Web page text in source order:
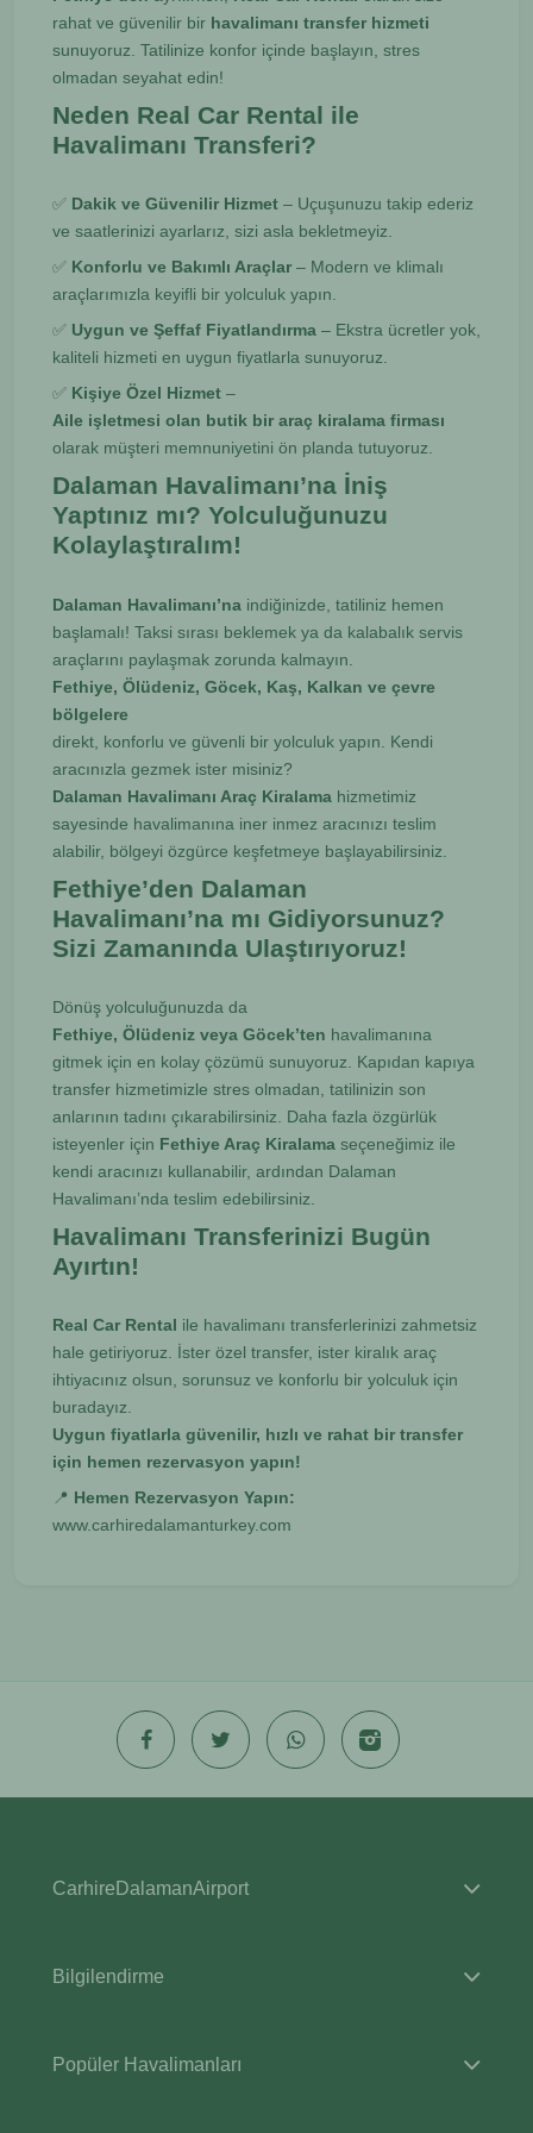
rahat ve güvenilir bir havalimanı transfer hizmeti
sunuyoruz. Tatilinize konfor içinde başlayın, stres
olmadan seyahat edin!
Neden Real Car Rental ile
Havalimanı Transferi?
✅ Dakik ve Güvenilir Hizmet – Uçuşunuzu takip ederiz
ve saatlerinizi ayarlarız, sizi asla bekletmeyiz.
✅ Konforlu ve Bakımlı Araçlar – Modern ve klimalı
araçlarımızla keyifli bir yolculuk yapın.
✅ Uygun ve Şeffaf Fiyatlandırma – Ekstra ücretler yok,
kaliteli hizmeti en uygun fiyatlarla sunuyoruz.
✅ Kişiye Özel Hizmet –
Aile işletmesi olan butik bir araç kiralama firması
olarak müşteri memnuniyetini ön planda tutuyoruz.
Dalaman Havalimanı’na İniş
Yaptınız mı? Yolculuğunuzu
Kolaylaştıralım!
Dalaman Havalimanı’na indiğinizde, tatiliniz hemen
başlamalı! Taksi sırası beklemek ya da kalabalık servis
araçlarını paylaşmak zorunda kalmayın.
Fethiye, Ölüdeniz, Göcek, Kaş, Kalkan ve çevre
bölgelere
direkt, konforlu ve güvenli bir yolculuk yapın. Kendi
aracınızla gezmek ister misiniz?
Dalaman Havalimanı Araç Kiralama hizmetimiz
sayesinde havalimanına iner inmez aracınızı teslim
alabilir, bölgeyi özgürce keşfetmeye başlayabilirsiniz.
Fethiye’den Dalaman
Havalimanı’na mı Gidiyorsunuz?
Sizi Zamanında Ulaştırıyoruz!
Dönüş yolculuğunuzda da
Fethiye, Ölüdeniz veya Göcek’ten havalimanına
gitmek için en kolay çözümü sunuyoruz. Kapıdan kapıya
transfer hizmetimizle stres olmadan, tatilinizin son
anlarının tadını çıkarabilirsiniz. Daha fazla özgürlük
isteyenler için Fethiye Araç Kiralama seçeneğimiz ile
kendi aracınızı kullanabilir, ardından Dalaman
Havalimanı’nda teslim edebilirsiniz.
Havalimanı Transferinizi Bugün
Ayırtın!
Real Car Rental ile havalimanı transferlerinizi zahmetsiz
hale getiriyoruz. İster özel transfer, ister kiralık araç
ihtiyacınız olsun, sorunsuz ve konforlu bir yolculuk için
buradayız.
Uygun fiyatlarla güvenilir, hızlı ve rahat bir transfer
için hemen rezervasyon yapın!
📍 Hemen Rezervasyon Yapın:
www.carhiredalamanturkey.com
CarhireDalamanAirport
Bilgilendirme
Popüler Havalimanları